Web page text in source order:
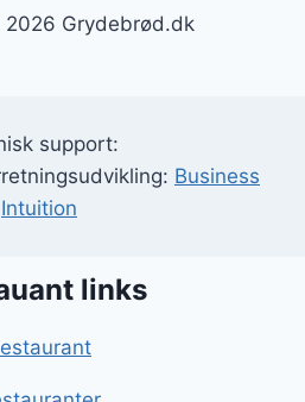
Grydebrød.dk
support:
Business
Intuition
links